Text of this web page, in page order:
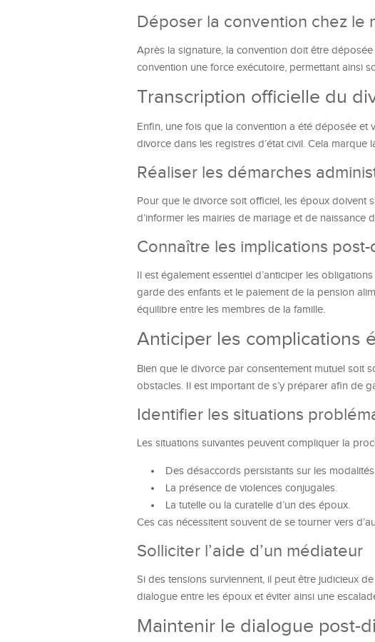
Déposer la convention chez le
Après la signature, la convention doit être
convention une force exécutoire, permettant ainsi
Transcription officielle du
Enfin, une fois que la convention a été déposée
divorce dans les registres d’état civil. Cela
Réaliser les démarches
Pour que le divorce soit officiel, les époux doivent
d’informer les mairies de mariage et de naissance
Connaître les implications
Il est également essentiel d’anticiper les
garde des enfants et le paiement de la pension
équilibre entre les membres de la famille.
Anticiper les complications
Bien que le divorce par consentement mutuel soit
obstacles. Il est important de s’y préparer afin de
Identifier les situations
Les situations suivantes peuvent compliquer la
Des désaccords persistants sur les
La présence de violences conjugales.
La tutelle ou la curatelle d’un des époux.
Ces cas nécessitent souvent de se tourner vers
Solliciter l’aide d’un médiateur
Si des tensions surviennent, il peut être judicieux
dialogue entre les époux et éviter ainsi une
Maintenir le dialogue post-